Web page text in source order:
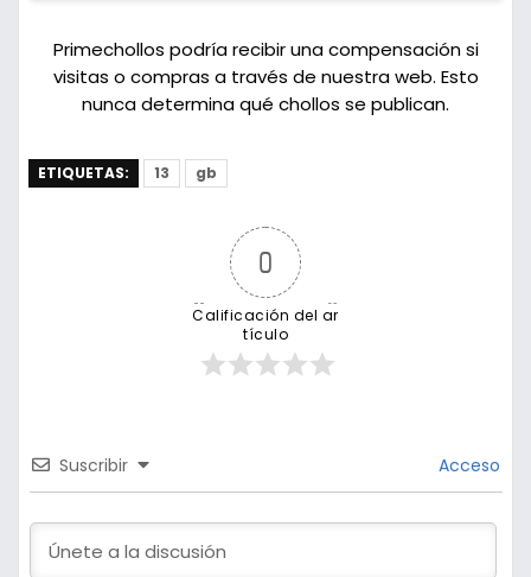
Primechollos podría recibir una compensación si
visitas o compras a través de nuestra web. Esto
nunca determina qué chollos se publican.
ETIQUETAS: 13 gb
0
Calificación del ar
tículo
Suscribir Acceso